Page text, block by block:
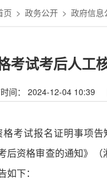
页 > 政务公开 > 政府信息
考试考后人工
间： 2024-12-04 10:39
考试报名证明事项
后资格审查的通知》
下：